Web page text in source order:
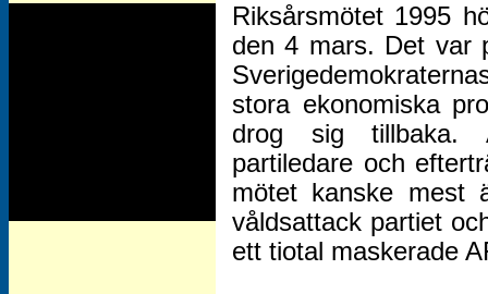
Riksårsmötet 1995
den 4 mars. Det var
stora ekonomiska
drog sig tillbaka.
partiledare och
mötet kanske mest
våldsattack partiet
ett tiotal maskerade